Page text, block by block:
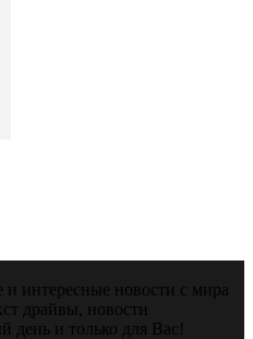
и интересные новости с мира
драйвы, новости
день и только для Вас!